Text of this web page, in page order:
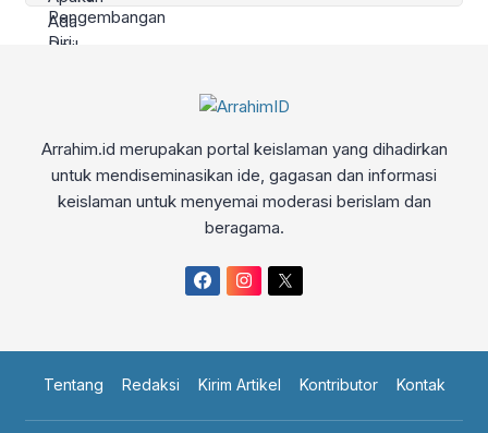
Arrahim.id merupakan portal keislaman yang dihadirkan
untuk mendiseminasikan ide, gagasan dan informasi
keislaman untuk menyemai moderasi berislam dan
beragama.
Tentang Redaksi Kirim Artikel Kontributor Kontak